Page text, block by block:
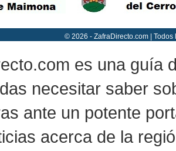
© 2026 - ZafraDirecto.com |
es una guía
necesitar saber
ante un potente
acerca de la